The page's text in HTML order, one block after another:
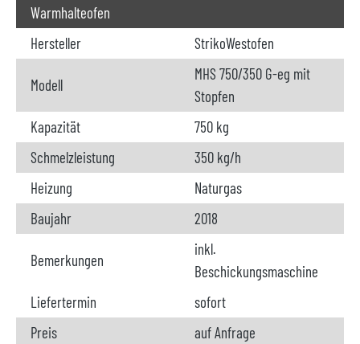
Warmhalteofen
Hersteller
StrikoWestofen
Modell
MHS 750/350 G-eg mit
Stopfen
Kapazität
750 kg
Schmelzleistung
350 kg/h
Heizung
Naturgas
Baujahr
2018
Bemerkungen
inkl.
Beschickungsmaschine
Liefertermin
sofort
Preis
auf Anfrage